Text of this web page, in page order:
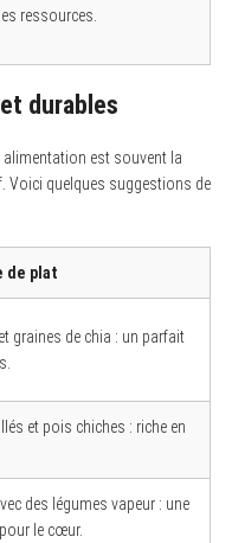
ressources.
durables
alimentation est souvent la
Voici quelques suggestions de
de plat
graines de chia : un parfait
et pois chiches : riche en
des légumes vapeur : une
le cœur.